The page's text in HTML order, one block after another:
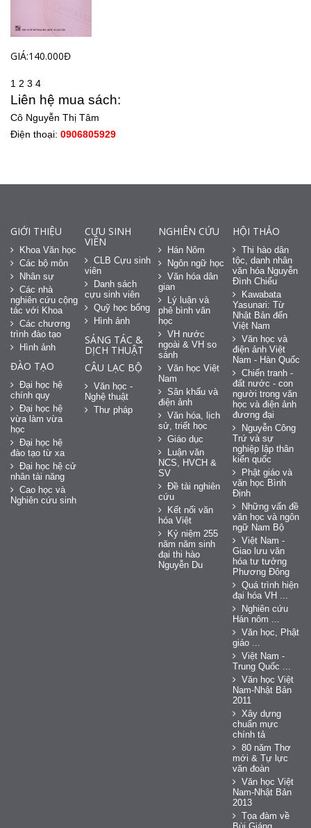
GIÁ:140.000Đ
1 2 3 4
Liên hệ mua sách:
Cô Nguyễn Thị Tâm
Điện thoại: 0906805929
GIỚI THIỆU
Khoa Văn học
Các bộ môn
Nhân sự
Các nhà
nghiên cứu cộng
tác với Khoa
Các chương
trình đào tạo
Hình ảnh
ĐÀO TẠO
Đại học hệ
chính quy
Đại học hệ
vừa làm vừa
học
Đại học hệ
đào tạo từ xa
Đại học hệ cử
nhân tài năng
Cao học và
Nghiên cứu sinh
CỰU SINH
VIÊN
CLB Cựu sinh
viên
Danh sách
cựu sinh viên
Quỹ học bổng
Hình ảnh
SÁNG TÁC &
DỊCH THUẬT
CÂU LẠC BỘ
Văn học -
Nghệ thuật
Thư pháp
NGHIÊN CỨU
Hán Nôm
Ngôn ngữ học
Văn hóa dân
gian
Lý luận và
phê bình văn
học
VH nước
ngoài & VH so
sánh
Văn học Việt
Nam
Sân khấu và
điện ảnh
Văn hóa, lịch
sử, triết học
Giáo dục
Luận văn
NCS, HVCH &
SV
Đề tài nghiên
cứu
Kết nối văn
hóa Việt
Kỷ niệm 255
năm năm sinh
đại thi hào
Nguyễn Du
HỘI THẢO
Thi hào dân
tộc, danh nhân
văn hóa Nguyễn
Đình Chiểu
Kawabata
Yasunari: Từ
Nhật Bản đến
Việt Nam
Văn học và
điện ảnh Việt
Nam - Hàn Quốc
Chiến tranh -
đất nước - con
người trong văn
học và điện ảnh
đương đại
Nguyễn Công
Trứ và sự
nghiệp lập thân
kiến quốc
Phật giáo và
văn học Bình
Định
Những vấn đề
văn học và ngôn
ngữ Nam Bộ
Việt Nam -
Giao lưu văn
hóa tư tưởng
Phương Đông
Quá trình hiện
đại hóa VH ...
Nghiên cứu
Hán nôm ...
Văn học, Phật
giáo ...
Việt Nam -
Trung Quốc ...
Văn học Việt
Nam-Nhật Bản
2011
Xây dựng
chuẩn mực
chính tả
80 năm Thơ
mới & Tự lực
văn đoàn
Văn học Việt
Nam-Nhật Bản
2013
Tọa đàm về